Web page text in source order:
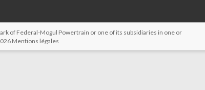
of Federal-Mogul Powertrain or one of its subsidiaries in one or
Mentions légales